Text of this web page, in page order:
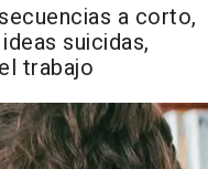
a corto,
suicidas,
trabajo